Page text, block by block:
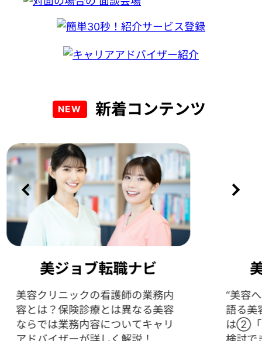
新着コンテンツ
内
容
リ
美ジョブ転職ナビ
“美容へ転職に成功した看護師”が
は②「クリニックの理念まで比較
検討できるのが転職フェアの一つ
のメリット」